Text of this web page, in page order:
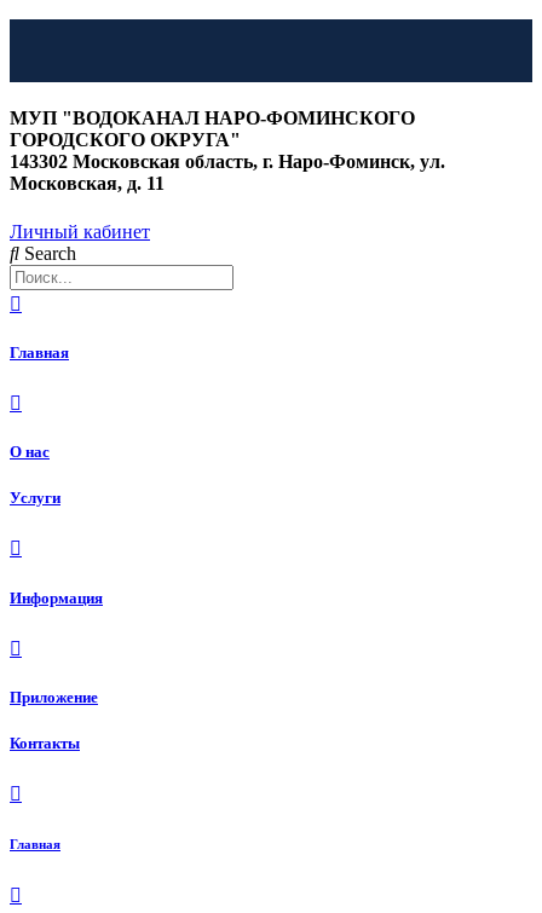
к
содержимому
МУП "ВОДОКАНАЛ НАРО-ФОМИНСКОГО
ГОРОДСКОГО ОКРУГА"
143302 Московская область, г. Наро-Фоминск, ул.
Московская, д. 11
Личный кабинет
Search
Главная
О нас
Услуги
Информация
Приложение
Контакты
Главная